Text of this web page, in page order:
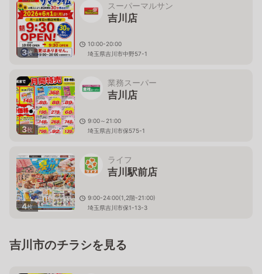
3枚
スーパーマルサン
吉川店
10:00-20:00
埼玉県吉川市中野57-1
3枚
業務スーパー
吉川店
9:00～21:00
埼玉県吉川市保575-1
4枚
ライフ
吉川駅前店
9:00-24:00(1,2階-21:00)
埼玉県吉川市保1-13-3
吉川市のチラシを見る